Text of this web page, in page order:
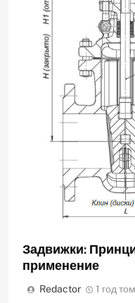
Задвижки:
применение
Redactor 1 год